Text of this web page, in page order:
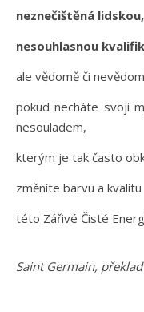
neznečištěná lidskou,
nesouhlasnou
ale vědomě či
pokud necháte svoji
nesouladem,
kterým je tak často
změníte barvu a kvalitu
této Zářivé Čisté
Saint Germain,